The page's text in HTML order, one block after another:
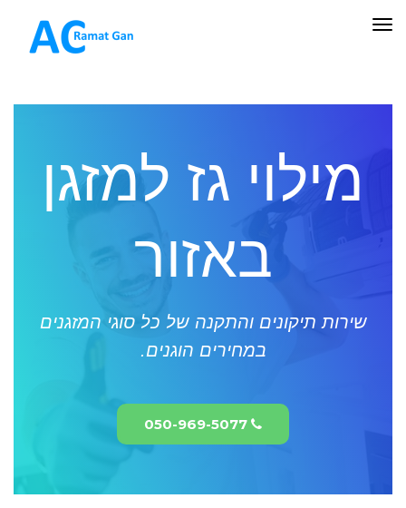
תפריט
מילוי גז למזגן
באזור
שירות תיקונים והתקנה של כל סוגי המזגנים
במחירים הוגנים.
050-969-5077